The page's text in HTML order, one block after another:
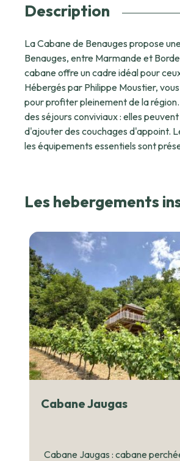
Description
La Cabane de Benauges propose
Benauges, entre Marmande et
cabane offre un cadre idéal pour
Hébergés par Philippe Moustier,
pour profiter pleinement de la région. Les cabanes, nichées sur pilotis, sont conçues pour
des séjours conviviaux : elles
d'ajouter des couchages d'appoint.
les équipements essentiels sont
société pour des moments
variés. À l'automne, la cueillette des
activités complètent l'offre :
d'accueillir vos chevaux), pêche
par une esthéticienne
aux huiles végétales). Le château
pour son architecture et son histoire. Les arrivées se font entre 16:00 et 20:00 et les
départs avant 11:00. Les
pour une escapade romantique, un
de Benauges promet une
Les hebergements
Cabane Jaugas
Cabane Jaugas : cabane